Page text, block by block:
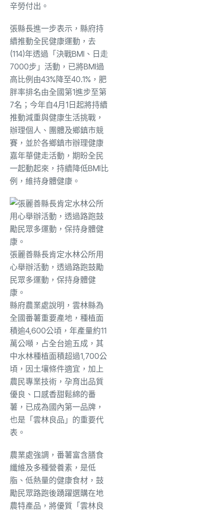
辛勞付出。
張縣長進一步表示，縣府持
續推動全民健康運動，去
(114)年透過「決戰BMI、日走
7000步」活動，已將BMI過
高比例由43%降至40.1%，肥
胖率排名由全國第1進步至第
7名；今年自4月1日起將持續
推動減重與健康生活挑戰，
辦理個人、團體及鄉鎮市競
賽，並於各鄉鎮市辦理健康
嘉年華健走活動，期盼全民
一起動起來，持續降低BMI比
例，維持身體健康。
張麗善縣長肯定水林公所用
心舉辦活動，透過路跑鼓勵
民眾多運動，保持身體健
康。
縣府農業處說明，雲林縣為
全國番薯重要產地，種植面
積逾4,600公頃，年產量約11
萬公噸，占全台逾五成，其
中水林種植面積超過1,700公
頃，因土壤條件適宜，加上
農民專業技術，孕育出品質
優良、口感香甜鬆綿的番
薯，已成為國內第一品牌，
也是「雲林良品」的重要代
表。
農業處強調，番薯富含膳食
纖維及多種營養素，是低
脂、低熱量的健康食材，鼓
勵民眾路跑後踴躍選購在地
農特產品，將優質「雲林良